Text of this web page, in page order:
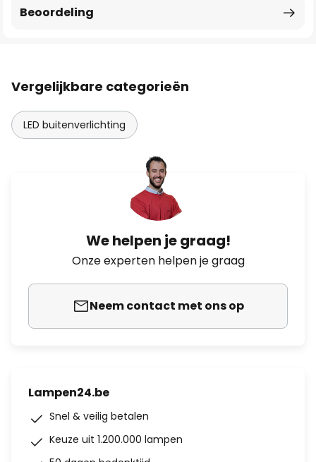
Beoordeling
Vergelijkbare categorieën
LED buitenverlichting
We helpen je graag!
Onze experten helpen je graag
Neem contact met ons op
Lampen24.be
Snel & veilig betalen
Keuze uit 1.200.000 lampen